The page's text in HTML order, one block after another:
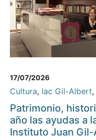
17/07/2026
Cultura, Iac Gil-Albert,
Patrimonio,
año las ayudas a
Instituto Juan